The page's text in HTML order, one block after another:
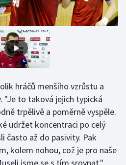
hráčů menšího vzrůstu a
"Je to taková jejich typická
trpělivě a poměrně vyspěle.
udržet koncentraci po celý
často až do pasivity. Pak
kolem nohou, což je pro naše
jsme se s tím srovnat,"